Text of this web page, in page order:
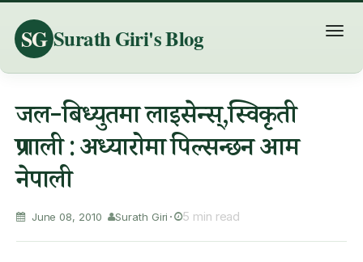
SG Surath Giri's Blog
T
g
जल-बिध्युतमा लाइसेन्स्,स्विकृती
प्रणाली : अध्यारोमा पिल्सन्छन आम
नेपाली
June 08, 2010 Surath Giri 5 min read